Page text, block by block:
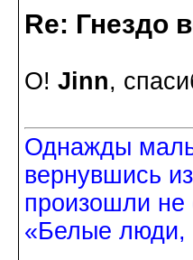
Re: Гнездо
О! Jinn,
Однажды
вернувшись
произошли не
«Белые люди,